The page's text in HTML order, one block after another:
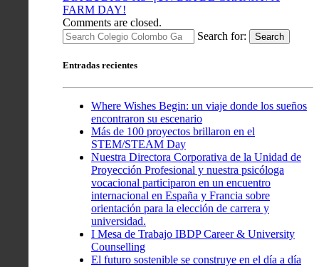
FARM DAY!
Comments are closed.
Search for:
Search
Entradas recientes
Where Wishes Begin: un viaje donde los sueños
encontraron su escenario
Más de 100 proyectos brillaron en el
STEM/STEAM Day
Nuestra Directora Corporativa de la Unidad de
Proyección Profesional y nuestra psicóloga
vocacional participaron en un encuentro
internacional en España y Francia sobre
orientación para la elección de carrera y
universidad.
I Mesa de Trabajo IBDP Career & University
Counselling
El futuro sostenible se construye en el día a día